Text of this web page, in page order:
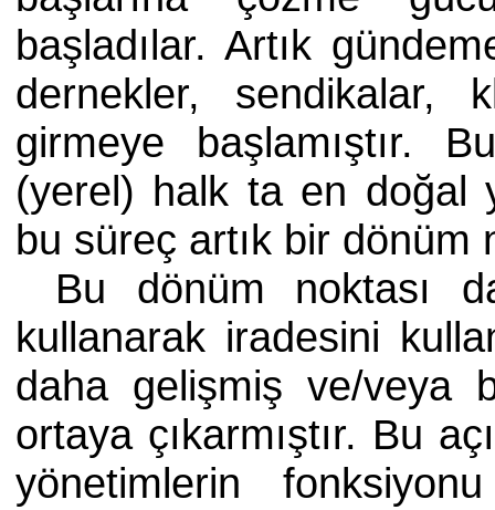
başladılar. Artık
dernekler, sendikalar,
girmeye başlamıştır.
(yerel) halk ta en doğal
bu süreç artık bir dönüm
Bu dönüm noktası
kullanarak iradesini
daha gelişmiş ve/veya
ortaya çıkarmıştır. Bu
yönetimlerin